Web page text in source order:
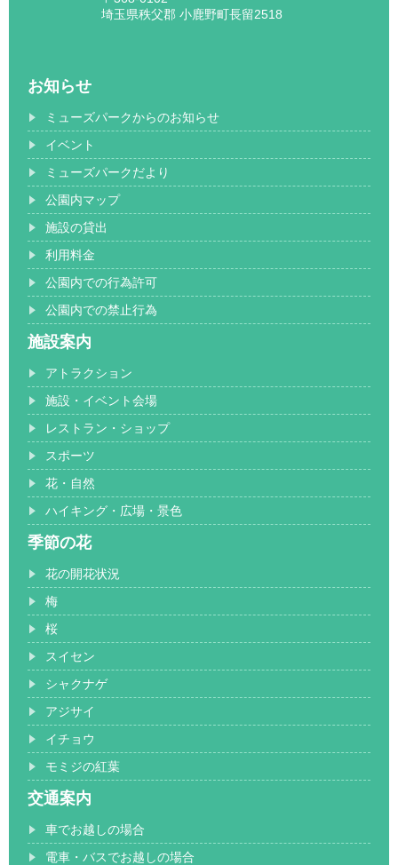
埼玉県秩父郡 小鹿野町長留2518
お知らせ
ミューズパークからのお知らせ
イベント
ミューズパークだより
公園内マップ
施設の貸出
利用料金
公園内での行為許可
公園内での禁止行為
施設案内
アトラクション
施設・イベント会場
レストラン・ショップ
スポーツ
花・自然
ハイキング・広場・景色
季節の花
花の開花状況
梅
桜
スイセン
シャクナゲ
アジサイ
イチョウ
モミジの紅葉
交通案内
車でお越しの場合
電車・バスでお越しの場合